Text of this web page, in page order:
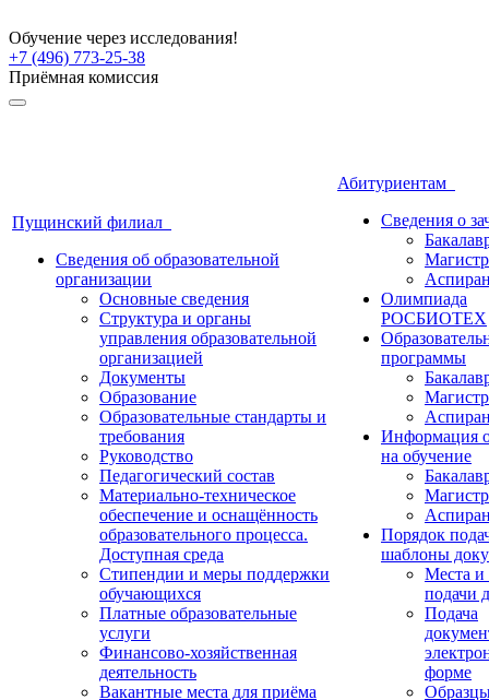
Обучение через исследования!
+7 (496) 773-25-38
Приёмная комиссия
Пущинский филиал
Сведения об образовательной
организации
Основные сведения
Структура и органы
управления образовательной
организацией
Документы
Образование
Образовательные стандарты и
требования
Руководство
Педагогический состав
Материально-техническое
обеспечение и оснащённость
образовательного процесса.
Доступная среда
Стипендии и меры поддержки
обучающихся
Платные образовательные
услуги
Финансово-хозяйственная
деятельность
Вакантные места для приёма
Абитуриентам
Сведения о
Олимпиада
РОСБИОТЕХ
программы
Информация
на обучение
Порядок
шаблоны
Места и
подачи
Подача
форме